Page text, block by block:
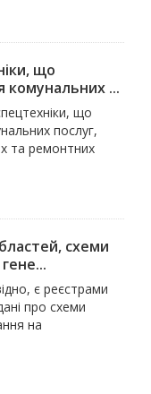
що
комунальних ...
що
послуг,
та ремонтних
схеми
є реєстрами
про схеми
на